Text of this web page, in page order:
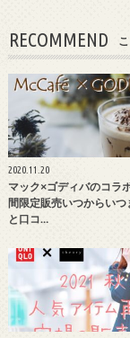
RECOMMEND
2020.11.20
マック×ゴディバのコラ
間限定販売いつからい
と口コ…